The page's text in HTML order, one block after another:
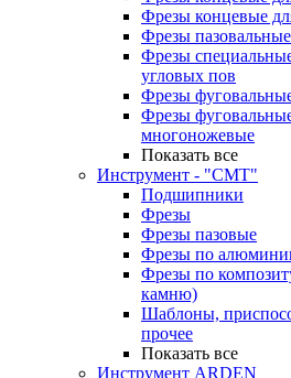
Фрезы концевые
Фрезы
Фрезы
угловых пов
Фрезы
Фрезы
многоножевые
Показать все
Инструмент - "СМТ"
Подшипники
Фрезы
Фрезы пазовые
Фрезы по
Фрезы по
камню)
Шаблоны,
прочее
Показать все
Инструмент ARDEN